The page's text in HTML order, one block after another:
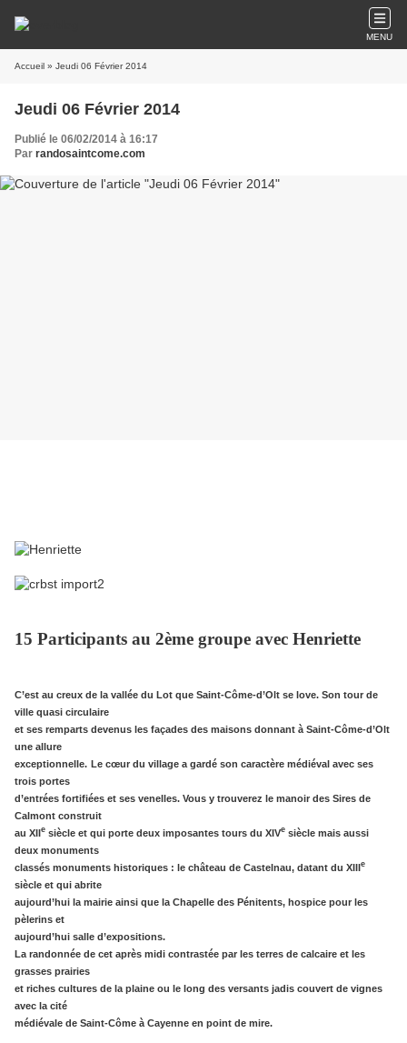
MENU
Accueil » Jeudi 06 Février 2014
Jeudi 06 Février 2014
Publié le 06/02/2014 à 16:17
Par randosaintcome.com
15 Participants au 2ème groupe avec Henriette
C’est au creux de la vallée du Lot que Saint-Côme-d’Olt se love. Son tour de
ville quasi circulaire
et ses remparts devenus les façades des maisons donnant à Saint-Côme-d’Olt
une allure
exceptionnelle. Le cœur du village a gardé son caractère médiéval avec ses
trois portes
d’entrées fortifiées et ses venelles. Vous y trouverez le manoir des Sires de
Calmont construit
au XIIe siècle et qui porte deux imposantes tours du XIVe siècle mais aussi
deux monuments
classés monuments historiques : le château de Castelnau, datant du XIIIe
siècle et qui abrite
aujourd’hui la mairie ainsi que la Chapelle des Pénitents, hospice pour les
pèlerins et
aujourd’hui salle d’expositions.
La randonnée de cet après midi contrastée par les terres de calcaire et les
grasses prairies
et riches cultures de la plaine ou le long des versants jadis couvert de vignes
avec la cité
médiévale de Saint-Côme à Cayenne en point de mire.